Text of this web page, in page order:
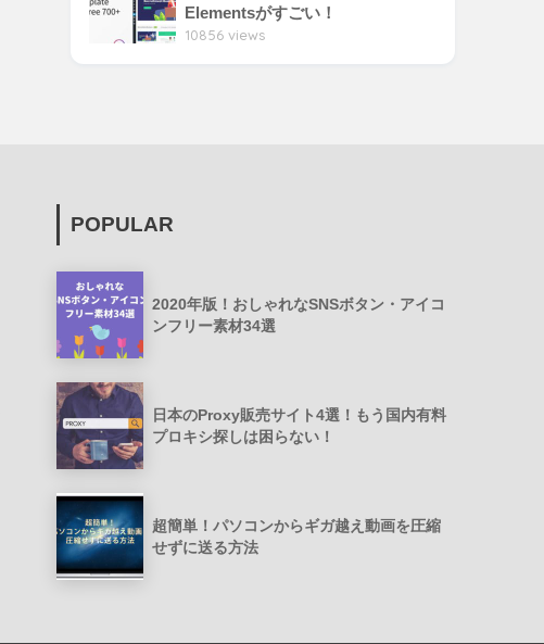
Elementsがすごい！
10856 views
POPULAR
2020年版！おしゃれなSNSボタン・アイコ
ンフリー素材34選
日本のProxy販売サイト4選！もう国内有料
プロキシ探しは困らない！
超簡単！パソコンからギガ越え動画を圧縮
せずに送る方法